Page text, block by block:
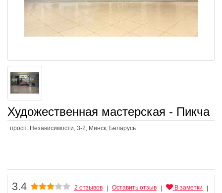
Художественная мастерская - Пикча
просп. Независимости, 3-2, Минск, Беларусь
3.4 2 отзывов Оставить отзыв В заметки